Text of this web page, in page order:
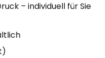
– individuell für Sie